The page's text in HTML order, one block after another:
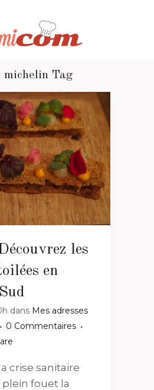
michelin Tag
les
en
dans Mes adresses
0 Commentaires
crise sanitaire
fouet la